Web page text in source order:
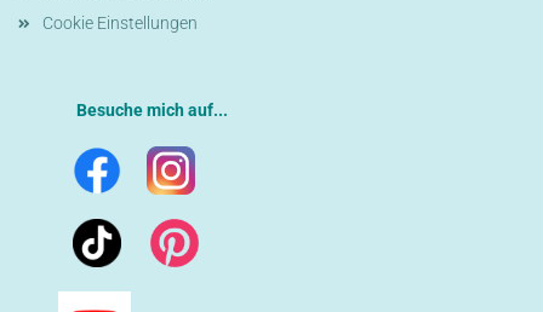
Cookie Einstellungen
Besuche mich auf...